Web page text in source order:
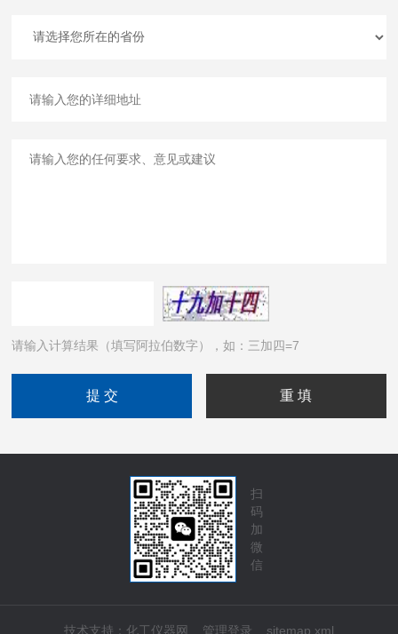
请输入计算结果（填写阿拉伯数字），如：三加四=7
扫
码
加
微
信
技术支持： 化工仪器网 管理登录 sitemap.xml